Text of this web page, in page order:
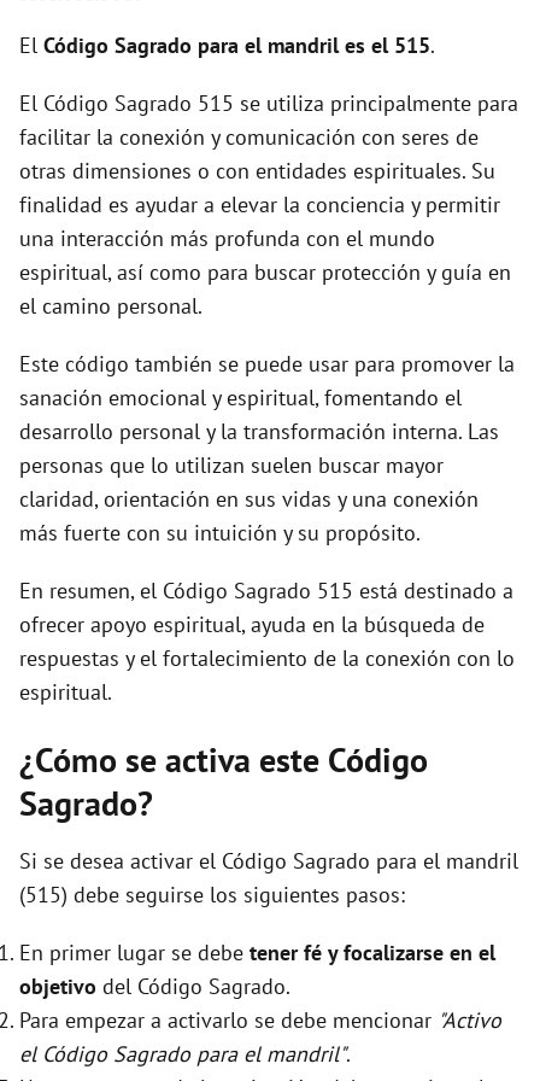
d
e
o
El Código Sagrado para el mandril es el 515.
El Código Sagrado 515 se utiliza principalmente para
facilitar la conexión y comunicación con seres de
otras dimensiones o con entidades espirituales. Su
finalidad es ayudar a elevar la conciencia y permitir
una interacción más profunda con el mundo
espiritual, así como para buscar protección y guía en
el camino personal.
Este código también se puede usar para promover la
sanación emocional y espiritual, fomentando el
desarrollo personal y la transformación interna. Las
personas que lo utilizan suelen buscar mayor
claridad, orientación en sus vidas y una conexión
más fuerte con su intuición y su propósito.
En resumen, el Código Sagrado 515 está destinado a
ofrecer apoyo espiritual, ayuda en la búsqueda de
respuestas y el fortalecimiento de la conexión con lo
espiritual.
¿Cómo se activa este Código
Sagrado?
Si se desea activar el Código Sagrado para el mandril
(515) debe seguirse los siguientes pasos:
En primer lugar se debe tener fé y focalizarse en el
objetivo del Código Sagrado.
Para empezar a activarlo se debe mencionar "Activo
el Código Sagrado para el mandril".